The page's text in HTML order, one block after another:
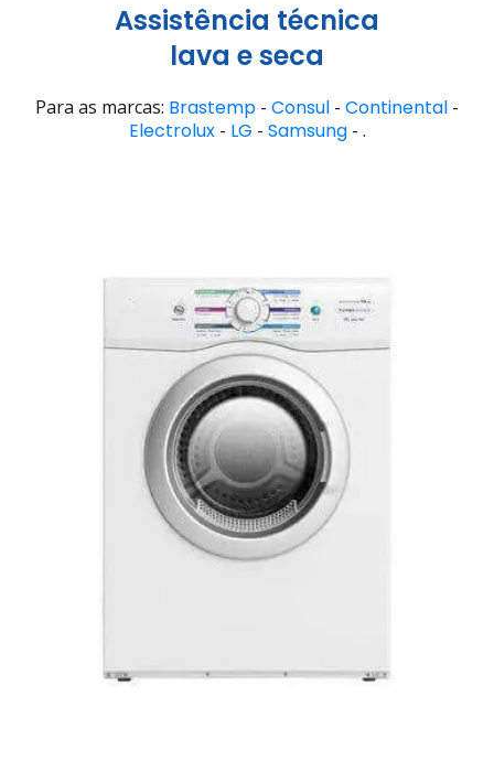
Assistência técnica
lava e seca
Para as marcas: Brastemp - Consul - Continental -
Electrolux- LG - Samsung- .